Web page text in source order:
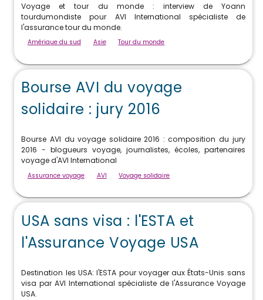
Voyage et tour du monde : interview de Yoann
tourdumondiste pour AVI International spécialiste de
l'assurance tour du monde.
Amérique du sud Asie Tour du monde
Bourse AVI du voyage
solidaire : jury 2016
Bourse AVI du voyage solidaire 2016 : composition du jury
2016 - blogueurs voyage, journalistes, écoles, partenaires
voyage d'AVI International
Assurance voyage AVI Voyage solidaire
USA sans visa : l'ESTA et
l'Assurance Voyage USA
Destination les USA: l'ESTA pour voyager aux États-Unis sans
visa par AVI International spécialiste de l'Assurance Voyage
USA.